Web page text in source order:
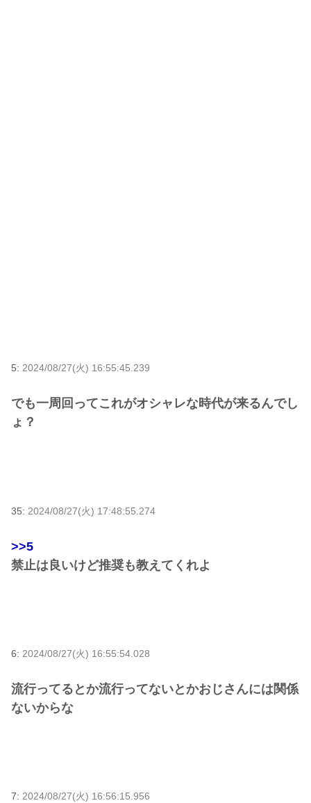
5: 2024/08/27(火) 16:55:45.239
でも一周回ってこれがオシャレな時代が来るんでし
ょ？
35: 2024/08/27(火) 17:48:55.274
>>5
禁止は良いけど推奨も教えてくれよ
6: 2024/08/27(火) 16:55:54.028
流行ってるとか流行ってないとかおじさんには関係
ないからな
7: 2024/08/27(火) 16:56:15.956